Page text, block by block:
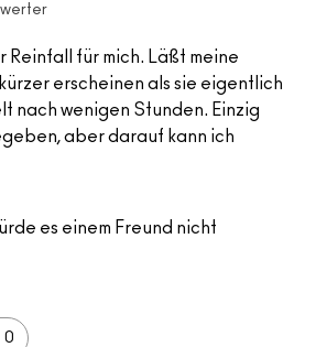
Reinfall für mich. Läßt meine
erscheinen als sie eigentlich
nach wenigen Stunden. Einzig
aber darauf kann ich
es einem Freund nicht
0